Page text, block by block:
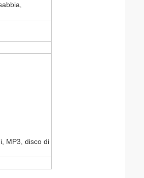
MP3, disco di